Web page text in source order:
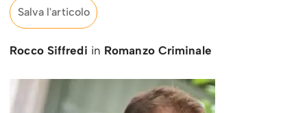
Salva l'articolo
Rocco Siffredi in Romanzo Criminale